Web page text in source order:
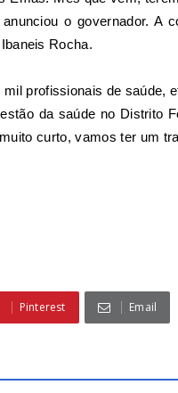
o governador. A
Rocha.
profissionais de saúde,
da saúde no Distrito
curto, vamos ter um
Pinterest Email